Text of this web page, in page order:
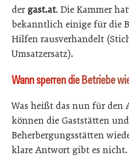
der gast.at. Die Kammer
bekanntlich einige für die
Hilfen rausverhandelt
Umsatzersatz).
Wann sperren die Betriebe
Was heißt das nun für den
können die Gaststätten und
Beherbergungsstätten
klare Antwort gibt es nicht.